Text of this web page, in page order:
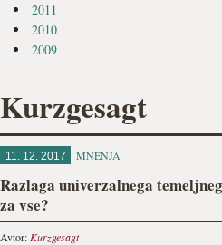
2011
2010
2009
Kurzgesagt
11. 12. 2017 MNENJA
Razlaga univerzalnega
za vse?
Avtor: Kurzgesagt